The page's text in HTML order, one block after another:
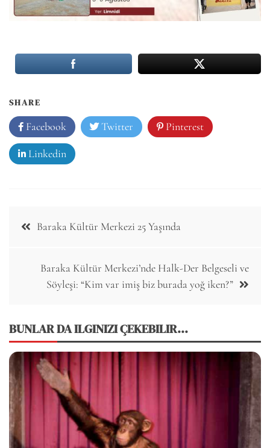
SHARE
Facebook Twitter Pinterest
Linkedin
Post Baraka Kültür Merkezi 25 Yaşında
Baraka Kültür Merkezi’nde Halk-Der Belgeseli ve
Söyleşi: “Kim var imiş biz burada yoğ iken?”
BUNLAR DA ILGINIZI ÇEKEBILIR...